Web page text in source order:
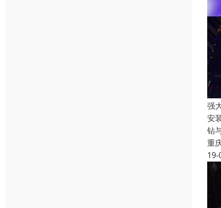
强
安
钻
重
19-